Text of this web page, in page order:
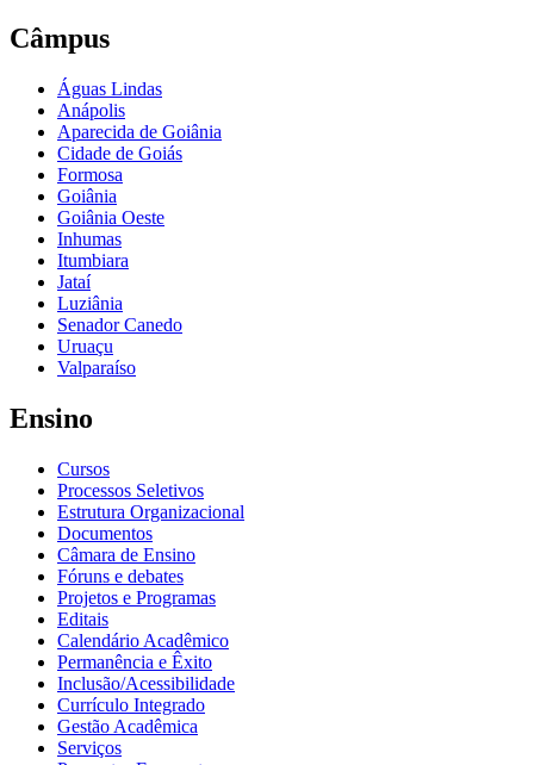
Câmpus
Águas Lindas
Anápolis
Aparecida de Goiânia
Cidade de Goiás
Formosa
Goiânia
Goiânia Oeste
Inhumas
Itumbiara
Jataí
Luziânia
Senador Canedo
Uruaçu
Valparaíso
Ensino
Cursos
Processos Seletivos
Estrutura Organizacional
Documentos
Câmara de Ensino
Fóruns e debates
Projetos e Programas
Editais
Calendário Acadêmico
Permanência e Êxito
Inclusão/Acessibilidade
Currículo Integrado
Gestão Acadêmica
Serviços